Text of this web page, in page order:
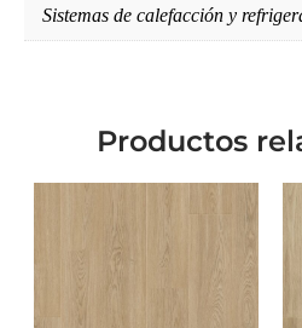
Sistemas de calefacción y
Productos